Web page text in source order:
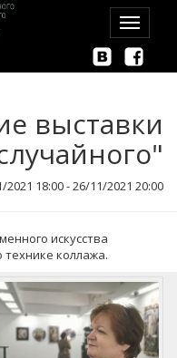
Toggle
navigation
выставки
2021 18:00 - 26/11/2021 20:00
искусства
коллажа.